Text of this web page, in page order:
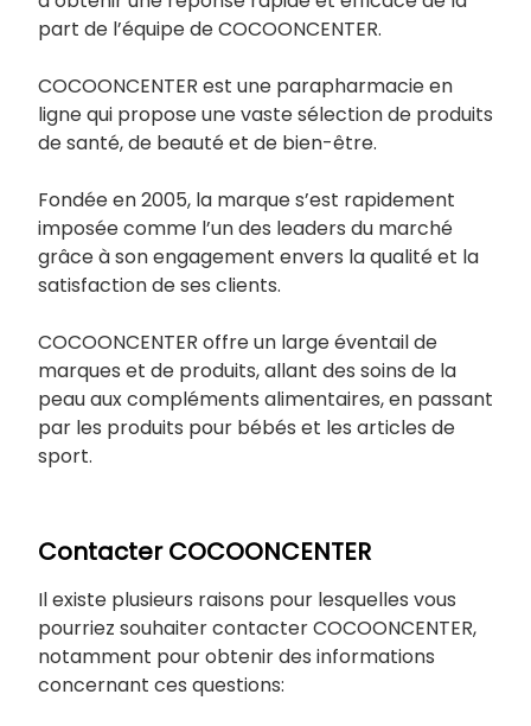
part de l’équipe de COCOONCENTER.
COCOONCENTER est une parapharmacie en
ligne qui propose une vaste sélection de produits
de santé, de beauté et de bien-être.
Fondée en 2005, la marque s’est rapidement
imposée comme l’un des leaders du marché
grâce à son engagement envers la qualité et la
satisfaction de ses clients.
COCOONCENTER offre un large éventail de
marques et de produits, allant des soins de la
peau aux compléments alimentaires, en passant
par les produits pour bébés et les articles de
sport.
Contacter COCOONCENTER
Il existe plusieurs raisons pour lesquelles vous
pourriez souhaiter contacter COCOONCENTER,
notamment pour obtenir des informations
concernant ces questions: